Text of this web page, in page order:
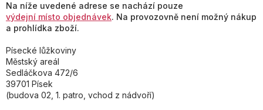
Na níže uvedené adrese se nachází pouze
výdejní místo objednávek. Na provozovně není možný nákup
a prohlídka zboží.
Písecké lůžkoviny
Městský areál
Sedláčkova 472/6
39701 Písek
(budova 02, 1. patro, vchod z nádvoří)